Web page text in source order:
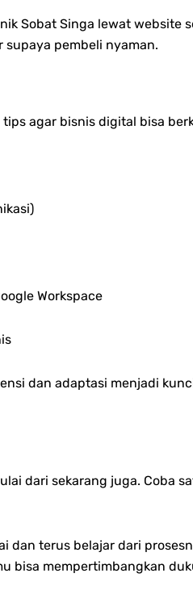
Sobat Singa lewat website
supaya pembeli nyaman.
agar bisnis digital bisa
Workspace
dan adaptasi menjadi
dari sekarang juga. Coba
dan terus belajar dari
bisa mempertimbangkan